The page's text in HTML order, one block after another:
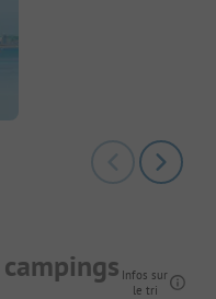
Infos sur
le tri